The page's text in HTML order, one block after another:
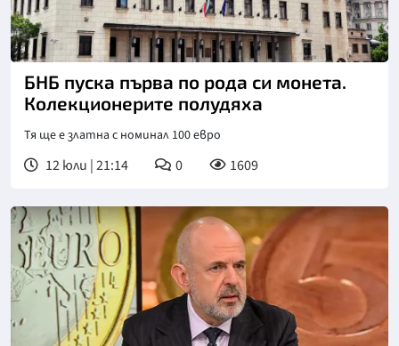
БНБ пуска първа по рода си монета.
Колекционерите полудяха
Тя ще е златна с номинал 100 евро
12 юли | 21:14 0 1609